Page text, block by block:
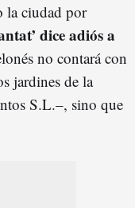
la ciudad por
dice adiós a
no contará con
jardines de la
S.L.–, sino que